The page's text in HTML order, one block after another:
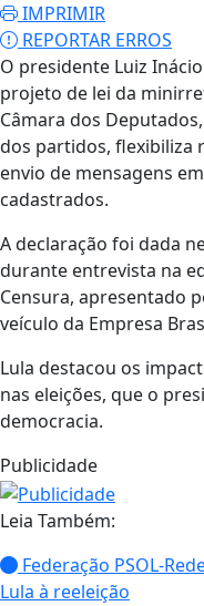
IMPRIMIR
REPORTAR ERROS
O presidente Luiz
projeto de lei da
Câmara dos
dos partidos, flexibiliza
envio de mensagens
cadastrados.
A declaração foi dada
durante entrevista na
Censura, apresentado
veículo da Empresa
Lula destacou os
nas eleições, que o
democracia.
Publicidade
Leia Também:
Federação PSOL-
Lula à reeleição